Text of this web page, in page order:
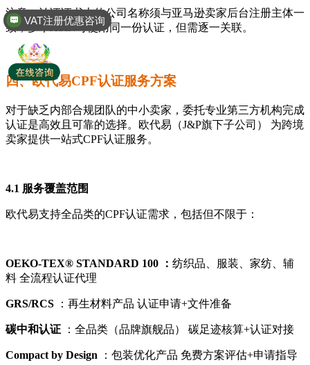
注意：认证证书上的公司名称须与亚马逊卖家后台注册主体一
致；多个ASIN可使用同一份认证，但需逐一关联。
四、欧代易CPF认证服务方案
对于缺乏内部合规团队的中小卖家，委托专业第三方机构完成
认证是高效且可靠的选择。欧代易（J&P旗下子公司） 为跨境
卖家提供一站式CPF认证服务。
4.1 服务覆盖范围
欧代易支持全品类的CPF认证需求，包括但不限于：
OEKO-TEX® STANDARD 100 ： 纺织品、服装、家纺、辅
料 全流程认证代理
GRS/RCS ：再生材料产品 认证申请+文件准备
碳中和认证 ：全品类（品牌旗舰品） 碳足迹核算+认证对接
Compact by Design ：包装优化产品 免费方案评估+申请指导
VAT注册优惠咨询
全球商标专利注册